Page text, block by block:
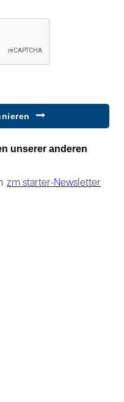
unserer anderen
zm starter-Newsletter